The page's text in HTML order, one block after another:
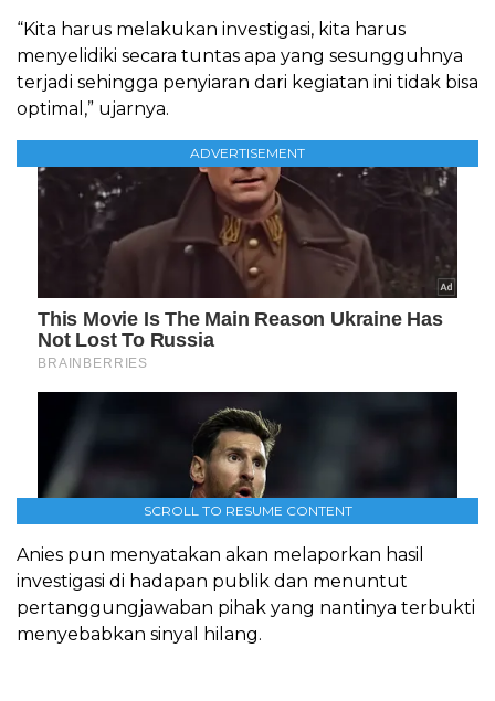
“Kita harus melakukan investigasi, kita harus
menyelidiki secara tuntas apa yang sesungguhnya
terjadi sehingga penyiaran dari kegiatan ini tidak bisa
optimal,” ujarnya.
ADVERTISEMENT
SCROLL TO RESUME CONTENT
Anies pun menyatakan akan melaporkan hasil
investigasi di hadapan publik dan menuntut
pertanggungjawaban pihak yang nantinya terbukti
menyebabkan sinyal hilang.